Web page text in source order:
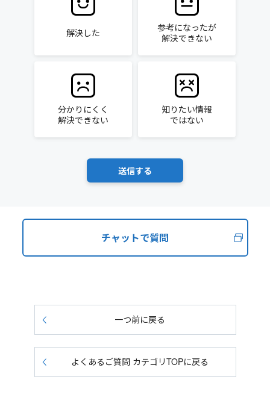
解決した
参考になったが
解決できない
分かりにくく
解決できない
知りたい情報
ではない
チャットで質問
一つ前に戻る
よくあるご質問 カテゴリTOPに戻る